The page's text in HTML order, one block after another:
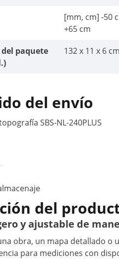
[mm, cm] -50
+65 cm
paquete
132 x 11 x 6 cm
del envío
SBS-NL-240PLUS
del
y ajustable de
obra, un mapa detallado o
para mediciones con